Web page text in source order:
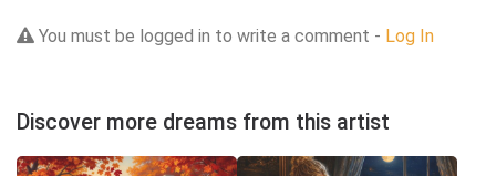
You must be logged in to write a comment - Log In
Discover more dreams from this artist